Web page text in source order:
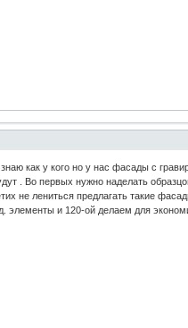
как у кого но у нас фасады с
. Во первых нужно наделать
не лениться предлагать такие
элементы и 120-ой делаем для